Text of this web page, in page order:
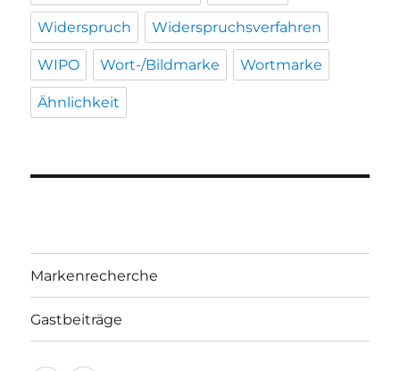
Widerspruch Widerspruchsverfahren
WIPO Wort-/Bildmarke Wortmarke
Ähnlichkeit
Markenrecherche
Gastbeiträge